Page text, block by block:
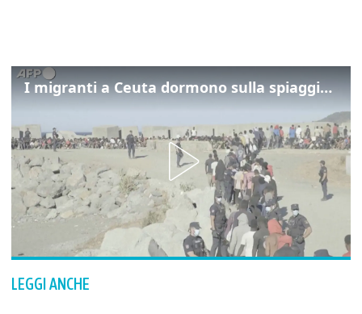
I migranti a Ceuta dormono sulla spiaggia: "Vogliamo entrare in Europa"
LEGGI ANCHE